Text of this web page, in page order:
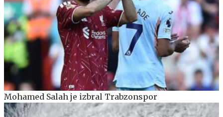
Mohamed Salah je izbral Trabzonspor